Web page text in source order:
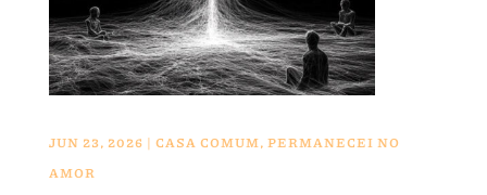
JUN 23, 2026 | CASA COMUM, PERMANECEI NO
AMOR